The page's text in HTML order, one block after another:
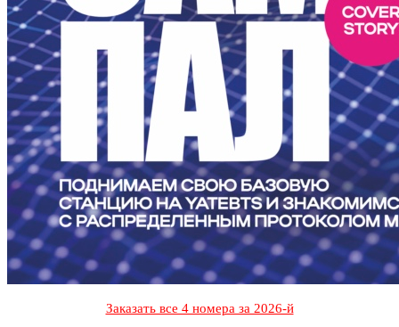
Заказать все 4 номера за 2026-й